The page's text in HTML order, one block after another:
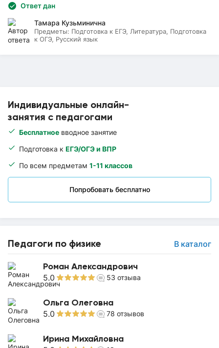
Индивидуальные онлайн-
занятия с педагогами
Бесплатное вводное занятие
Подготовка к ЕГЭ/ОГЭ и ВПР
По всем предметам 1-11 классов
Попробовать бесплатно
Педагоги по физике В каталог
Роман Александрович
5.0 53 отзыва
Ольга Олеговна
5.0 78 отзывов
Ирина Михайловна
Ответ дан
Тамара Кузьминична
Предметы: Подготовка к ЕГЭ, Литература, Подготовка
к ОГЭ, Русский язык